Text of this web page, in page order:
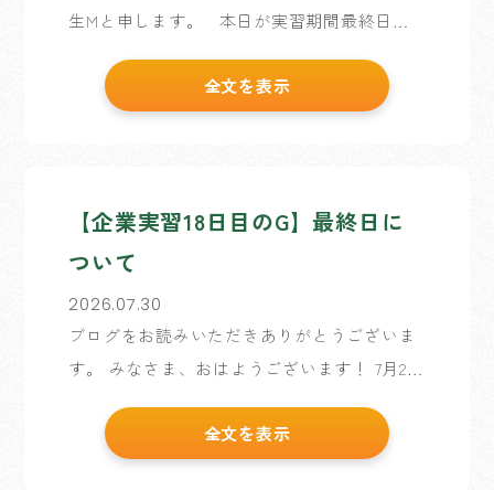
生Mと申します。 本日が実習期間最終日と
が、会社見学の方にスピーチをしたり、飯盛
山願かけ登山をしたり、本日の午後からは実
全文を表示
【企業実習18日目のG】最終日に
ついて
2026.07.30
ブログをお読みいただきありがとうございま
す。 みなさま、おはようございます！ 7月2日
します。 本日、とうとう企業実習の最終日
を迎えました。 約1か月にわたり書かせて
全文を表示